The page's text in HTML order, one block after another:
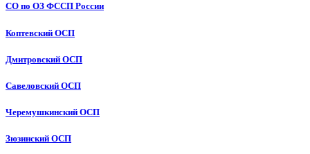
СО по ОЗ ФССП России
Коптевский ОСП
Дмитровский ОСП
Савеловский ОСП
Черемушкинский ОСП
Зюзинский ОСП